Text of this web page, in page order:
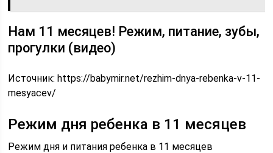
Нам 11 месяцев! Режим, питание, зубы,
прогулки (видео)
Источник:https://babymir.net/rezhim-dnya-rebenka-v-11-
mesyacev/
Режим дня ребенка в 11 месяцев
Режим дня и питания ребенка в 11 месяцев